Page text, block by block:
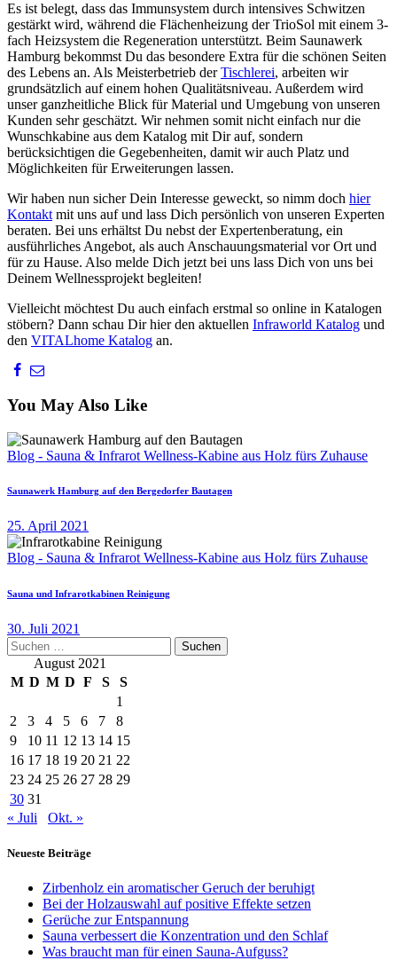
Es ist belegt, dass das Immunsystem durch intensives Schwitzen
gestärkt wird, während die Flächenheizung der TrioSol mit einem 3-
fach Heizsystem die Regeneration unterstützt. Beim Saunawerk
Hamburg bekommst Du das besondere Extra für die schönen Seiten
des Lebens an. Als Meisterbetrieb derTischlerei, arbeiten wir
grundsätzlich auf einem hohen Qualitätsniveau. Außerdem wird
unser ganzheitliche Blick für Material und Umgebung von unseren
Kunden sehr geschätzt. Wir nehmen somit nicht einfach nur die
Wunschkabine aus dem Katalog mit Dir auf, sondern
berücksichtigen die Gegebenheiten, damit wir auch Platz und
Möglichkeiten für Erweiterungen lassen.
Wir haben nun sicher Dein Interesse geweckt, so nimm doch hier
Kontakt mit uns auf und lass Dich persönlich von unseren Experten
beraten. Bei uns erhältst Du nebst der Expertenberatung, ein
ausführliches Angebot, als auch Anschauungsmaterial vor Ort und
für zu Hause. Also melde Dich jetzt bei uns lass Dich von uns bei
Deinem Wellnessprojekt begleiten!
Vielleicht möchtest Du auch einfach erstmal so online in Katalogen
stöbern? Dann schau Dir hier den aktuellen Infraworld Katalog und
den VITALhome Katalog an.
You May Also Like
Blog - Sauna & Infrarot Wellness-Kabine aus Holz fürs Zuhause
Saunawerk Hamburg auf den Bergedorfer Bautagen
25. April 2021
Blog - Sauna & Infrarot Wellness-Kabine aus Holz fürs Zuhause
Sauna und Infrarotkabinen Reinigung
30. Juli 2021
Suchen
nach:August 2021
M D M D F S
S
1
2
3 4 5 6 7
8
9
10 11 12 13 14 15
16 17 18 19 20 21 22
23 24 25 26 27 28 29
30 31
« Juli
Okt. »
Neueste Beiträge
Zirbenholz ein aromatischer Geruch der beruhigt
Bei der Holzauswahl auf positive Effekte setzen
Gerüche zur Entspannung
Sauna verbessert die Konzentration und den Schlaf
Was braucht man für einen Sauna-Aufguss?